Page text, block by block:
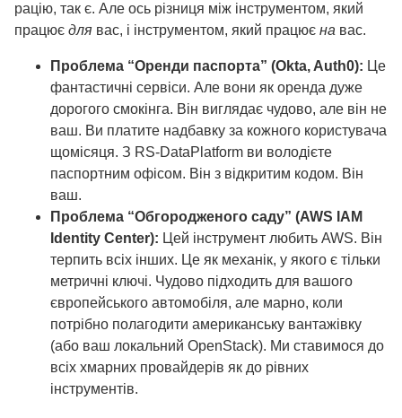
рацію, так є. Але ось різниця між інструментом, який
працює для вас, і інструментом, який працює на вас.
Проблема “Оренди паспорта” (Okta, Auth0): Це
фантастичні сервіси. Але вони як оренда дуже
дорогого смокінга. Він виглядає чудово, але він не
ваш. Ви платите надбавку за кожного користувача
щомісяця. З RS-DataPlatform ви володієте
паспортним офісом. Він з відкритим кодом. Він
ваш.
Проблема “Обгородженого саду” (AWS IAM
Identity Center): Цей інструмент любить AWS. Він
терпить всіх інших. Це як механік, у якого є тільки
метричні ключі. Чудово підходить для вашого
європейського автомобіля, але марно, коли
потрібно полагодити американську вантажівку
(або ваш локальний OpenStack). Ми ставимося до
всіх хмарних провайдерів як до рівних
інструментів.